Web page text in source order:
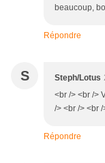
beaucoup,
Répondre
S Steph/Lotus
<br /> <br />
/> <br /> <br
Répondre